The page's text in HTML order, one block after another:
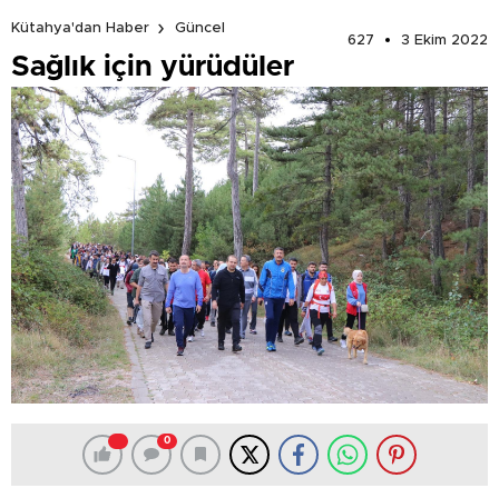
Kütahya'dan Haber
Güncel
627
3 Ekim 2022
Sağlık için yürüdüler
0